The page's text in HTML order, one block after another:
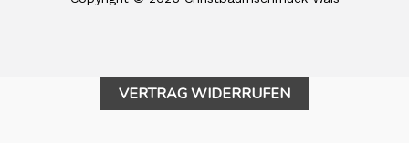
VERTRAG WIDERRUFEN